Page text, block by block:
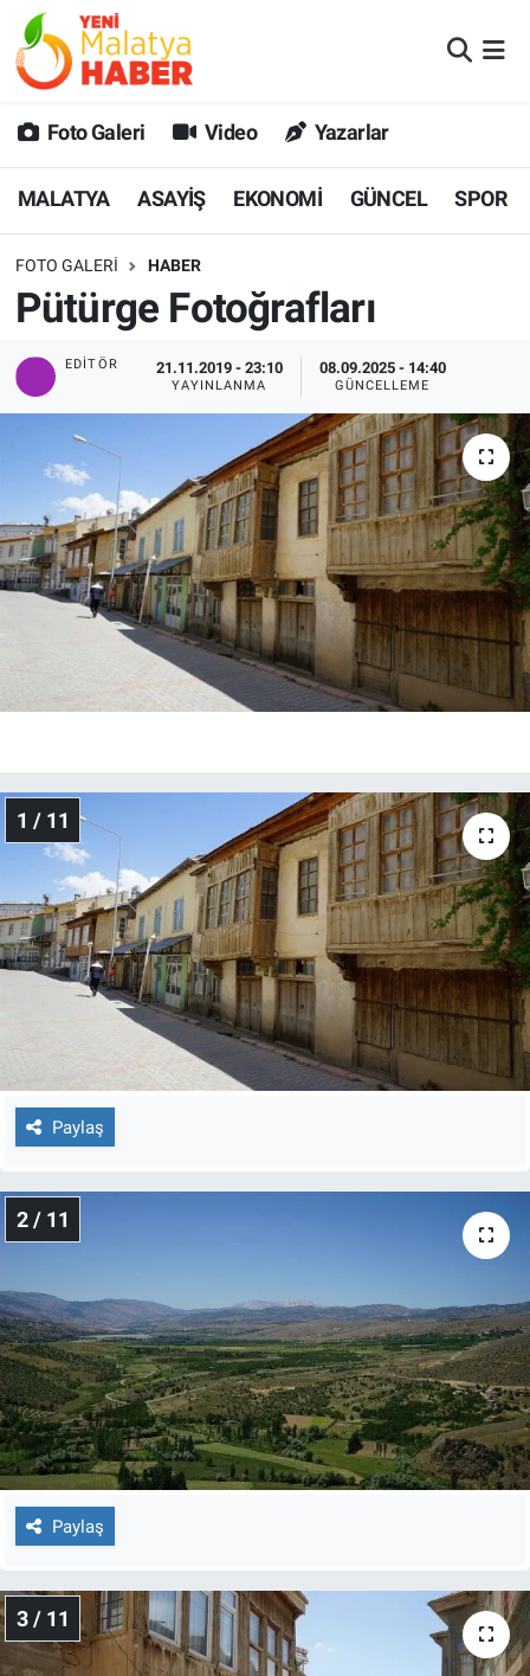
Foto Galeri Video Yazarlar
MALATYA ASAYİŞ EKONOMİ GÜNCEL SPOR
FOTO GALERI HABER
Pütürge Fotoğrafları
EDITÖR 21.11.2019 - 23:10
YAYINLANMA
08.09.2025 - 14:40
GÜNCELLEME
1 / 11
Paylaş
2 / 11
Paylaş
3 / 11
MALATYA
GÜNCEL
SPOR
SAĞLIK
EKONOMİ
Malatya Nöbetçi Eczaneler
MALATYA Namaz Vakitleri
Malatya Trafik Yoğunluk Haritası
Süper Lig Puan Durumu ve Fikstür
Tüm Manşetler
Son Dakika Haberleri
Haber Arşivi